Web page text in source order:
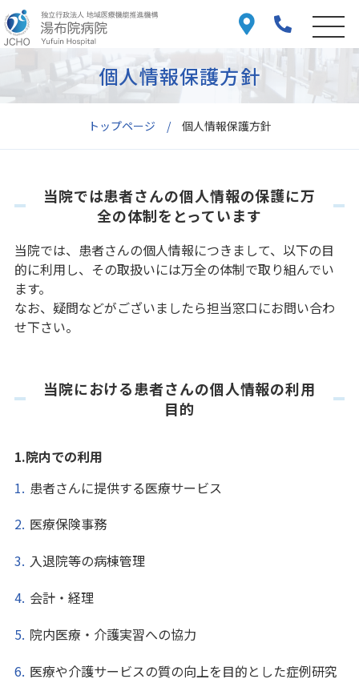
トップページ 個人情報保護方針
個人情報保護方針
当院では患者さんの個人情報の保護に万
全の体制をとっています
当院では、患者さんの個人情報につきまして、以下の目
的に利用し、その取扱いには万全の体制で取り組んでい
ます。
なお、疑問などがございましたら担当窓口にお問い合わ
せ下さい。
当院における患者さんの個人情報の利用
目的
1.院内での利用
患者さんに提供する医療サービス
医療保険事務
入退院等の病棟管理
会計・経理
院内医療・介護実習への協力
医療や介護サービスの質の向上を目的とした症例研究